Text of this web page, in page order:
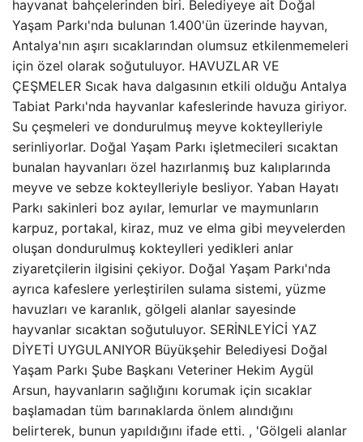
hayvanat bahçelerinden biri. Belediyeye ait Doğal
Yaşam Parkı'nda bulunan 1.400'ün üzerinde hayvan,
Antalya'nın aşırı sıcaklarından olumsuz etkilenmemeleri
için özel olarak soğutuluyor. HAVUZLAR VE
ÇEŞMELER Sıcak hava dalgasının etkili olduğu Antalya
Tabiat Parkı'nda hayvanlar kafeslerinde havuza giriyor.
Su çeşmeleri ve dondurulmuş meyve kokteylleriyle
serinliyorlar. Doğal Yaşam Parkı işletmecileri sıcaktan
bunalan hayvanları özel hazırlanmış buz kalıplarında
meyve ve sebze kokteylleriyle besliyor. Yaban Hayatı
Parkı sakinleri boz ayılar, lemurlar ve maymunların
karpuz, portakal, kiraz, muz ve elma gibi meyvelerden
oluşan dondurulmuş kokteylleri yedikleri anlar
ziyaretçilerin ilgisini çekiyor. Doğal Yaşam Parkı'nda
ayrıca kafeslere yerleştirilen sulama sistemi, yüzme
havuzları ve karanlık, gölgeli alanlar sayesinde
hayvanlar sıcaktan soğutuluyor. SERİNLEYİCİ YAZ
DİYETİ UYGULANIYOR Büyükşehir Belediyesi Doğal
Yaşam Parkı Şube Başkanı Veteriner Hekim Aygül
Arsun, hayvanların sağlığını korumak için sıcaklar
başlamadan tüm barınaklarda önlem alındığını
belirterek, bunun yapıldığını ifade etti. , 'Gölgeli alanlar